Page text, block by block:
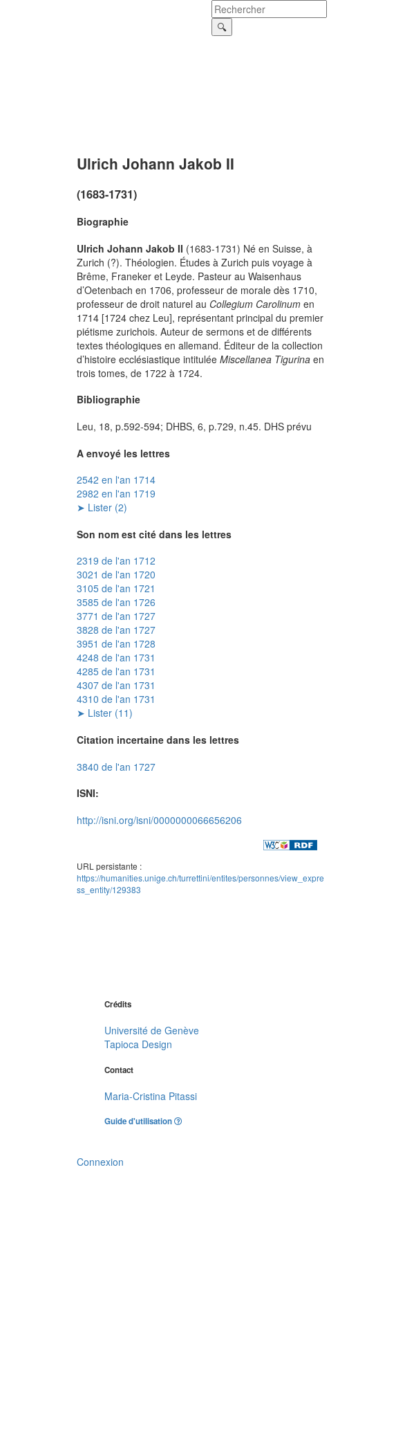
Ulrich Johann Jakob II
(1683-1731)
Biographie
Ulrich Johann Jakob II (1683-1731) Né en Suisse, à
Zurich (?). Théologien. Études à Zurich puis voyage à
Brême, Franeker et Leyde. Pasteur au Waisenhaus
d’Oetenbach en 1706, professeur de morale dès 1710,
professeur de droit naturel au Collegium Carolinum en
1714 [1724 chez Leu], représentant principal du premier
piétisme zurichois. Auteur de sermons et de différents
textes théologiques en allemand. Éditeur de la collection
d’histoire ecclésiastique intitulée Miscellanea Tigurina en
trois tomes, de 1722 à 1724.
Bibliographie
Leu, 18, p.592-594; DHBS, 6, p.729, n.45. DHS prévu
A envoyé les lettres
2542 en l'an 1714
2982 en l'an 1719
➤ Lister (2)
Son nom est cité dans les lettres
2319 de l'an 1712
3021 de l'an 1720
3105 de l'an 1721
3585 de l'an 1726
3771 de l'an 1727
3828 de l'an 1727
3951 de l'an 1728
4248 de l'an 1731
4285 de l'an 1731
4307 de l'an 1731
4310 de l'an 1731
➤ Lister (11)
Citation incertaine dans les lettres
3840 de l'an 1727
ISNI:
http://isni.org/isni/0000000066656206
URL persistante :
https://humanities.unige.ch/turrettini/entites/personnes/view_expre
ss_entity/129383
Crédits
Université de Genève
Tapioca Design
Contact
Maria-Cristina Pitassi
Guide d'utilisation
Connexion